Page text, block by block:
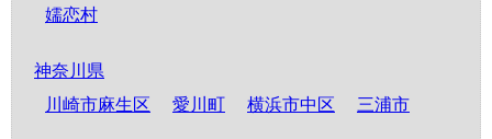
嬬恋村
神奈川県
川崎市麻生区
愛川町 横浜市中区 三浦市